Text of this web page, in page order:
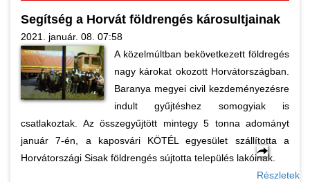
Segítség a Horvát földrengés károsultjainak
2021. január. 08. 07:58
A közelmúltban bekövetkezett földregés
nagy károkat okozott Horvátországban.
Baranya megyei civil kezdeményezésre
indult gyűjtéshez somogyiak is
csatlakoztak. Az összegyűjtött mintegy 5 tonna adományt
január 7-én, a kaposvári KÖTÉL egyesület szállította a
Horvátországi Sisak földrengés sújtotta település lakóinak.
Részletek